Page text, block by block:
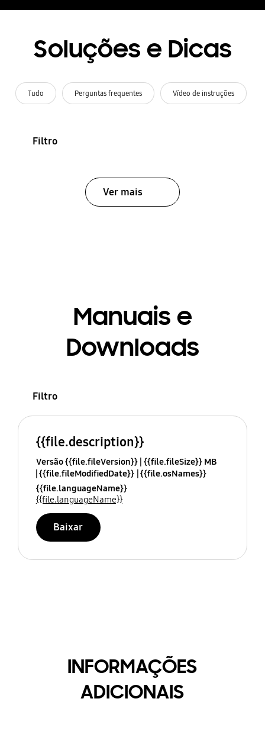
Soluções e Dicas
Tudo Perguntas frequentes Vídeo de instruções
Filtro
Ver mais
Manuais e
Downloads
Filtro
{{file.description}}
Versão {{file.fileVersion}} {{file.fileSize}} MB
{{file.fileModifiedDate}} {{file.osNames}}
{{file.languageName}}
{{file.languageName}}
Baixar
INFORMAÇÕES
ADICIONAIS